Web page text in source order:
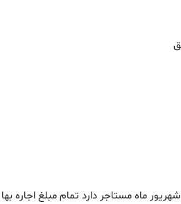
ماه مستاجر دارد تمام مبلغ اجاره